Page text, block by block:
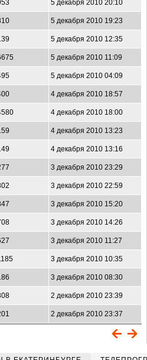
5 декабря 2010 20:10
5 декабря 2010 19:23
5 декабря 2010 12:35
5 декабря 2010 11:09
5 декабря 2010 04:09
4 декабря 2010 18:57
4 декабря 2010 18:00
4 декабря 2010 13:23
4 декабря 2010 13:16
3 декабря 2010 23:29
3 декабря 2010 22:59
3 декабря 2010 15:20
3 декабря 2010 14:26
3 декабря 2010 11:27
3 декабря 2010 10:35
3 декабря 2010 08:30
2 декабря 2010 23:39
2 декабря 2010 23:37